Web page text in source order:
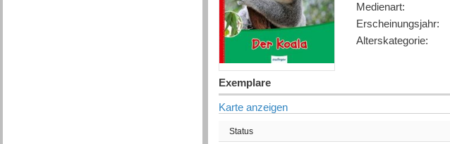
Medienart:
Erscheinungsjahr:
Alterskategorie:
Exemplare
Karte anzeigen
Status